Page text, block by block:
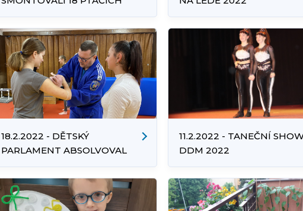
BUDEK
18.2.2022 - DĚTSKÝ
PARLAMENT ABSOLVOVAL
LEKCI SEBEOBRANY
11.2.2022 - TANEČNÍ
DDM 2022